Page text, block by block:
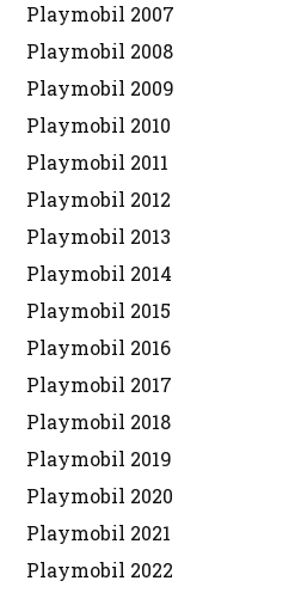
Playmobil 2007
Playmobil 2008
Playmobil 2009
Playmobil 2010
Playmobil 2011
Playmobil 2012
Playmobil 2013
Playmobil 2014
Playmobil 2015
Playmobil 2016
Playmobil 2017
Playmobil 2018
Playmobil 2019
Playmobil 2020
Playmobil 2021
Playmobil 2022